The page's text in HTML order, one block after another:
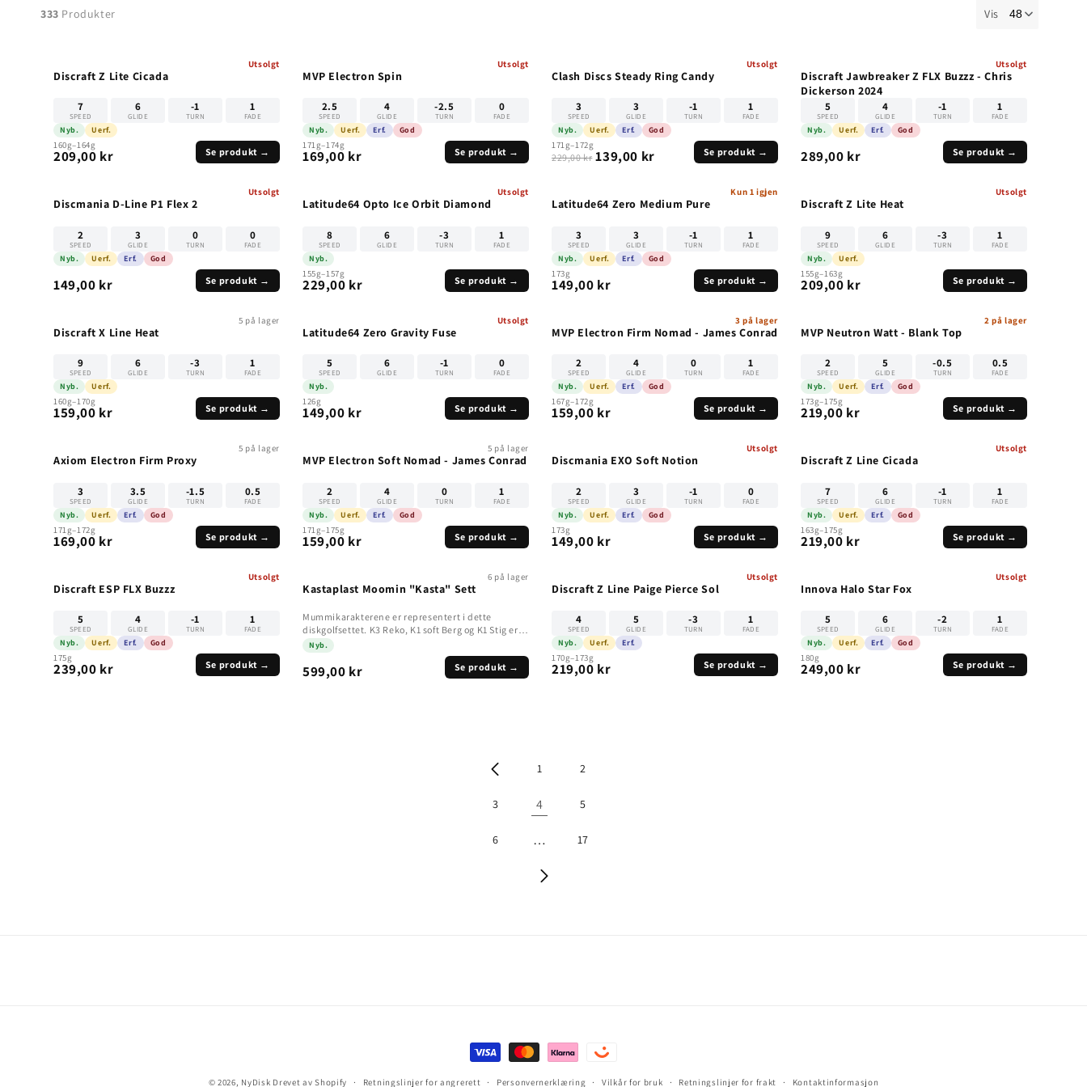
333 Produkter Vis
UTSOLGT
Utsolgt
Discraft Z Lite Cicada
7
SPEED
6
GLIDE
-1
TURN
1
FADE
Nyb. Uerf.
160g–164g
209,00 kr Se produkt →
UTSOLGT
Utsolgt
MVP Electron Spin
2.5
SPEED
4
GLIDE
-2.5
TURN
0
FADE
Nyb. Uerf. Erf. God
171g–174g
169,00 kr Se produkt →
UTSOLGT
Utsolgt
Clash Discs Steady Ring Candy
3
SPEED
3
GLIDE
-1
TURN
1
FADE
Nyb. Uerf. Erf. God
171g–172g
229,00 kr 139,00 kr Se produkt →
UTSOLGT
Utsolgt
Discraft Jawbreaker Z FLX Buzzz - Chris
Dickerson 2024
5
SPEED
4
GLIDE
-1
TURN
1
FADE
Nyb. Uerf. Erf. God
289,00 kr Se produkt →
UTSOLGT
Utsolgt
Discmania D-Line P1 Flex 2
2
SPEED
3
GLIDE
0
TURN
0
FADE
Nyb. Uerf. Erf. God
149,00 kr Se produkt →
UTSOLGT
Utsolgt
Latitude64 Opto Ice Orbit Diamond
8
SPEED
6
GLIDE
-3
TURN
1
FADE
Nyb.
155g–157g
229,00 kr Se produkt →
Kun 1 igjen
Latitude64 Zero Medium Pure
3
SPEED
3
GLIDE
-1
TURN
1
FADE
Nyb. Uerf. Erf. God
173g
149,00 kr Se produkt →
UTSOLGT
Utsolgt
Discraft Z Lite Heat
9
SPEED
6
GLIDE
-3
TURN
1
FADE
Nyb. Uerf.
155g–163g
209,00 kr Se produkt →
5 på lager
Discraft X Line Heat
9
SPEED
6
GLIDE
-3
TURN
1
FADE
Nyb. Uerf.
160g–170g
159,00 kr Se produkt →
UTSOLGT
Utsolgt
Latitude64 Zero Gravity Fuse
5
SPEED
6
GLIDE
-1
TURN
0
FADE
Nyb.
126g
149,00 kr Se produkt →
3 på lager
MVP Electron Firm Nomad - James Conrad
2
SPEED
4
GLIDE
0
TURN
1
FADE
Nyb. Uerf. Erf. God
167g–172g
159,00 kr Se produkt →
2 på lager
MVP Neutron Watt - Blank Top
2
SPEED
5
GLIDE
-0.5
TURN
0.5
FADE
Nyb. Uerf. Erf. God
173g–175g
219,00 kr Se produkt →
5 på lager
Axiom Electron Firm Proxy
3
SPEED
3.5
GLIDE
-1.5
TURN
0.5
FADE
Nyb. Uerf. Erf. God
171g–172g
169,00 kr Se produkt →
5 på lager
MVP Electron Soft Nomad - James Conrad
2
SPEED
4
GLIDE
0
TURN
1
FADE
Nyb. Uerf. Erf. God
171g–175g
159,00 kr Se produkt →
UTSOLGT
Utsolgt
Discmania EXO Soft Notion
2
SPEED
3
GLIDE
-1
TURN
0
FADE
Nyb. Uerf. Erf. God
173g
149,00 kr Se produkt →
UTSOLGT
Utsolgt
Discraft Z Line Cicada
7
SPEED
6
GLIDE
-1
TURN
1
FADE
Nyb. Uerf. Erf. God
163g–175g
219,00 kr Se produkt →
UTSOLGT
Utsolgt
Discraft ESP FLX Buzzz
5
SPEED
4
GLIDE
-1
TURN
1
FADE
Nyb. Uerf. Erf. God
175g
239,00 kr Se produkt →
6 på lager
Kastaplast Moomin "Kasta" Sett
Mummikarakterene er representert i dette
diskgolfsettet. K3 Reko, K1 soft Berg og K1 Stig er
en p...
Nyb.
599,00 kr Se produkt →
UTSOLGT
Utsolgt
Discraft Z Line Paige Pierce Sol
4
SPEED
5
GLIDE
-3
TURN
1
FADE
Nyb. Uerf. Erf.
170g–173g
219,00 kr Se produkt →
UTSOLGT
Utsolgt
Innova Halo Star Fox
5
SPEED
6
GLIDE
-2
TURN
1
FADE
Nyb. Uerf. Erf. God
180g
249,00 kr Se produkt →
1 2
3 4 5
6 … 17
Betalingsmåter
© 2026, NyDisk Drevet av Shopify Retningslinjer for angrerett Personvernerklæring Vilkår for bruk Retningslinjer for frakt Kontaktinformasjon